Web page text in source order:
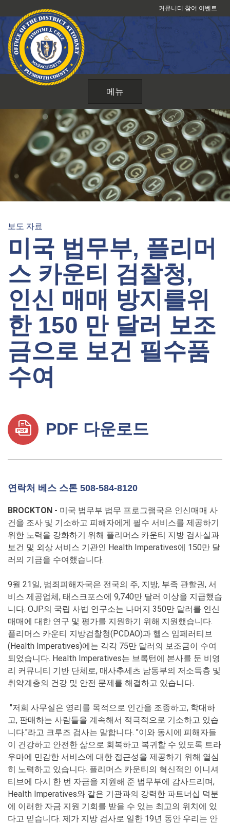
텐
츠
건
커뮤니티 참여 이벤트
메뉴
보도 자료
미국 법무부, 플리머
스 카운티 검찰청,
인신 매매 방지를위
한 150 만 달러 보조
금으로 보건 필수품
수여
PDF 다운로드
연락처 베스 스톤 508-584-8120
BROCKTON - 미국 법무부 법무 프로그램국은 인신매매 사
건을 조사 및 기소하고 피해자에게 필수 서비스를 제공하기
위한 노력을 강화하기 위해 플리머스 카운티 지방 검사실과
보건 및 외상 서비스 기관인 Health Imperatives에 150만 달
러의 기금을 수여했습니다.
9월 21일, 범죄피해자국은 전국의 주, 지방, 부족 관할권, 서
비스 제공업체, 태스크포스에 9,740만 달러 이상을 지급했습
니다. OJP의 국립 사법 연구소는 나머지 350만 달러를 인신
매매에 대한 연구 및 평가를 지원하기 위해 지원했습니다.
플리머스 카운티 지방검찰청(PCDAO)과 헬스 임페러티브
(Health Imperatives)에는 각각 75만 달러의 보조금이 수여
되었습니다. Health Imperatives는 브록턴에 본사를 둔 비영
리 커뮤니티 기반 단체로, 매사추세츠 남동부의 저소득층 및
취약계층의 건강 및 안전 문제를 해결하고 있습니다.
"저희 사무실은 영리를 목적으로 인간을 조종하고, 학대하
고, 판매하는 사람들을 계속해서 적극적으로 기소하고 있습
니다."라고 크루즈 검사는 말합니다. "이와 동시에 피해자들
이 건강하고 안전한 삶으로 회복하고 복귀할 수 있도록 트라
우마에 민감한 서비스에 대한 접근성을 제공하기 위해 열심
히 노력하고 있습니다. 플리머스 카운티의 혁신적인 이니셔
티브에 다시 한 번 자금을 지원해 준 법무부에 감사드리며,
Health Imperatives와 같은 기관과의 강력한 파트너십 덕분
에 이러한 자금 지원 기회를 받을 수 있는 최고의 위치에 있
다고 믿습니다. 제가 지방 검사로 일한 19년 동안 우리는 안